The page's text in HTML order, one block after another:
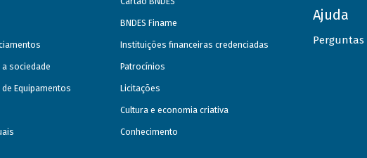
sociedade
Equipamentos
BNDES Finame
Instituições financeiras credenciadas
Patrocínios
Licitações
Cultura e economia criativa
Conhecimento
Ajuda